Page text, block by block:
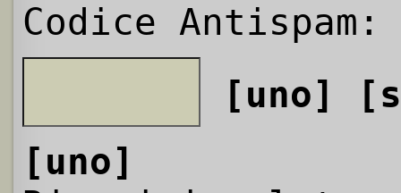
Codice Antispam:
[uno]
[uno]